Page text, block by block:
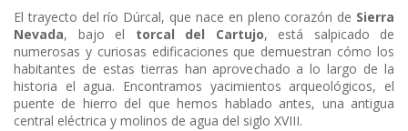
El trayecto del río Dúrcal, que nace en pleno corazón de Sierra
Nevada, bajo el torcal del Cartujo, está salpicado de
numerosas y curiosas edificaciones que demuestran cómo los
habitantes de estas tierras han aprovechado a lo largo de la
historia el agua. Encontramos yacimientos arqueológicos, el
puente de hierro del que hemos hablado antes, una antigua
central eléctrica y molinos de agua del siglo XVIII.